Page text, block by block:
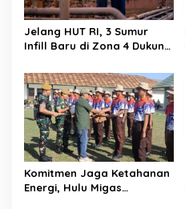
Jelang HUT RI, 3 Sumur
Infill Baru di Zona 4 Dukung
Komitmen Jaga Ketahanan
Energi, Hulu Migas